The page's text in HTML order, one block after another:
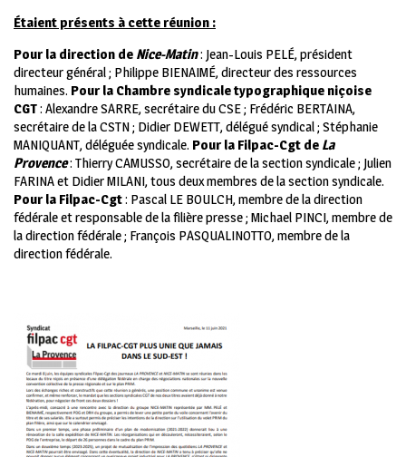
Étaient présents à cette réunion :
Pour la direction de Nice-Matin: Jean-Louis PELÉ, président
directeur général ; Philippe BIENAIMÉ, directeur des ressources
humaines. Pour la Chambre syndicale typographique niçoise
CGT: Alexandre SARRE, secrétaire du CSE ; Frédéric BERTAINA,
secrétaire de la CSTN ; Didier DEWETT, délégué syndical ; Stéphanie
MANIQUANT, déléguée syndicale. Pour la Filpac-Cgt de La
Provence: Thierry CAMUSSO, secrétaire de la section syndicale ; Julien
FARINA et Didier MILANI, tous deux membres de la section syndicale.
Pour la Filpac-Cgt: Pascal LE BOULCH, membre de la direction
fédérale et responsable de la filière presse ; Michael PINCI, membre de
la direction fédérale ; François PASQUALINOTTO, membre de la
direction fédérale.